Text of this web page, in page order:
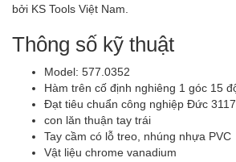
bởi KS Tools Việt Nam.
Thông số kỹ thuật
Model: 577.0352
Hàm trên cố định nghiêng 1 góc 15
Đạt tiêu chuẩn công nghiệp Đức
con lăn thuận tay trái
Tay cầm có lỗ treo, nhúng nhựa PVC
Vật liệu chrome vanadium